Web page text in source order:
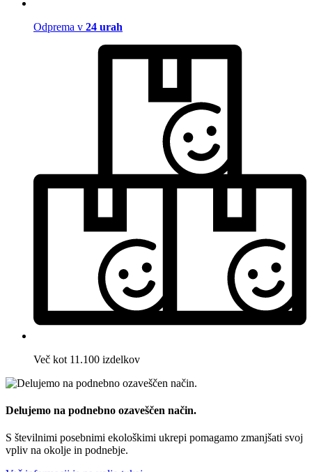
Odprema v 24 urah
Več kot 11.100 izdelkov
Delujemo na podnebno ozaveščen način.
S številnimi posebnimi ekološkimi ukrepi pomagamo zmanjšati svoj
vpliv na okolje in podnebje.